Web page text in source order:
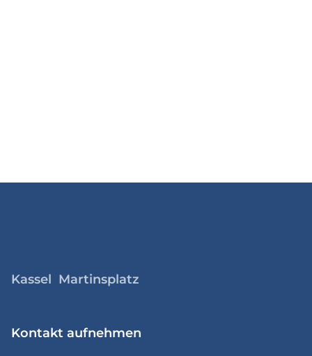
Kassel Martinsplatz
Kontakt aufnehmen